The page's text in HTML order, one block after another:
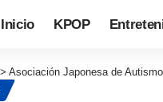
Inicio KPOP
> Asociación Japonesa de